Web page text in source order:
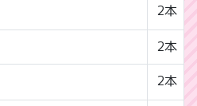
2本
2本
2本